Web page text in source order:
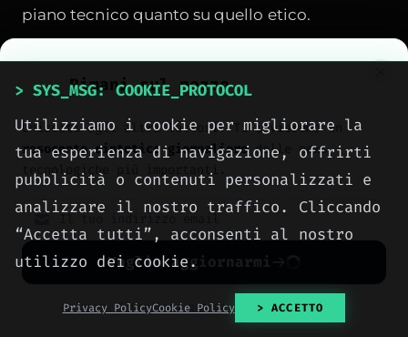
piano tecnico quanto su quello etico.
> AUTHOR_EXTRACTED
Ing. Pietro Maiorana
Rimani sul pezzo
Unisciti agli altri lettori. Ti invieremo un
resoconto sintetico giornalierodelle news
tecnologiche più importanti.
Voglio aggiornarmi
No spam. Cancellati quando vuoi con un click.
> SYS_MSG: COOKIE_PROTOCOL
Utilizziamo i cookie per migliorare la
tua esperienza di navigazione, offrirti
pubblicità o contenuti personalizzati e
analizzare il nostro traffico. Cliccando
“Accetta tutti”, acconsenti al nostro
utilizzo dei cookie.
Privacy PolicyCookie Policy > ACCETTO